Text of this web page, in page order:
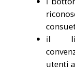
il
utenti